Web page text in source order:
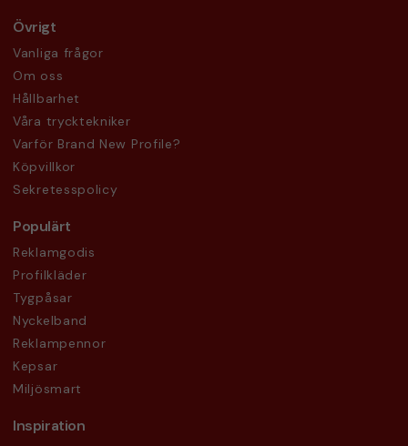
Övrigt
Vanliga frågor
Om oss
Hållbarhet
Våra trycktekniker
Varför Brand New Profile?
Köpvillkor
Sekretesspolicy
Populärt
Reklamgodis
Profilkläder
Tygpåsar
Nyckelband
Reklampennor
Kepsar
Miljösmart
Inspiration